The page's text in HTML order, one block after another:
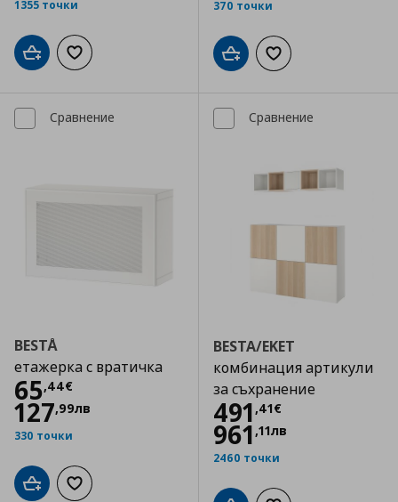
1355 точки
Добави в кошницата
Добави към списъка с любими
370 точки
Добави в кошницата
Добави към
Сравнение
BESTÅ
етажерка с вратичка
65,44€
Цена
127,99лв
330 точки
Добави в кошницата
Добави към списъка с любими
Сравнение
BESTA/EKET
комбинация артикули
за съхранение
491 ,41€
Цена
961 ,11лв
2460 точки